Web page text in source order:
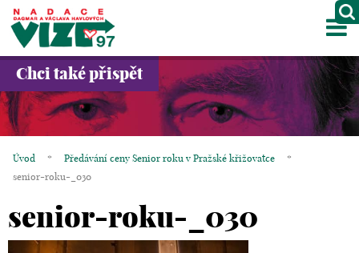
O NÁS
PROJEKTY
GALERIE
KONTAKTY
Chci také přispět
Úvod * Předávání ceny Senior roku v Pražské křižovatce
*
senior-roku-_030
senior-roku-_030